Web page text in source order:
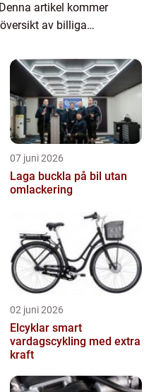
artikel kommer
av billiga
modeller och ...
07 juni 2026
Laga buckla på bil utan
omlackering
02 juni 2026
Elcyklar smart
vardagscykling med extra
kraft